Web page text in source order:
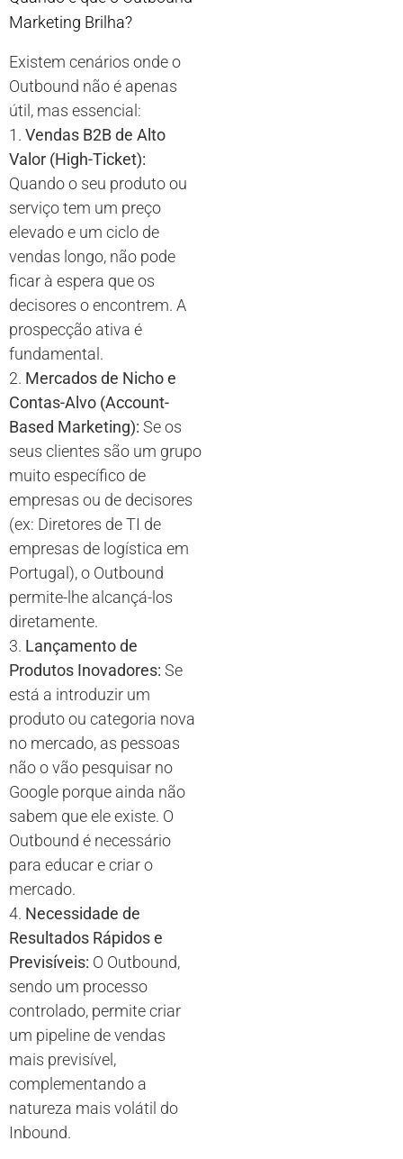
Marketing Brilha?
Existem cenários onde o
Outbound não é apenas
útil, mas essencial:
1. Vendas B2B de Alto
Valor (High-Ticket):
Quando o seu produto ou
serviço tem um preço
elevado e um ciclo de
vendas longo, não pode
ficar à espera que os
decisores o encontrem. A
prospecção ativa é
fundamental.
2. Mercados de Nicho e
Contas-Alvo (Account-
Based Marketing): Se os
seus clientes são um grupo
muito específico de
empresas ou de decisores
(ex: Diretores de TI de
empresas de logística em
Portugal), o Outbound
permite-lhe alcançá-los
diretamente.
3. Lançamento de
Produtos Inovadores: Se
está a introduzir um
produto ou categoria nova
no mercado, as pessoas
não o vão pesquisar no
Google porque ainda não
sabem que ele existe. O
Outbound é necessário
para educar e criar o
mercado.
4. Necessidade de
Resultados Rápidos e
Previsíveis: O Outbound,
sendo um processo
controlado, permite criar
um pipeline de vendas
mais previsível,
complementando a
natureza mais volátil do
Inbound.